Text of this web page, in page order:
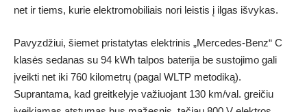
net ir tiems, kurie elektromobiliais nori leistis į ilgas išvykas.
Pavyzdžiui, šiemet pristatytas elektrinis „Mercedes-Benz“ C
klasės sedanas su 94 kWh talpos baterija be sustojimo gali
įveikti net iki 760 kilometrų (pagal WLTP metodiką).
Suprantama, kad greitkelyje važiuojant 130 km/val. greičiu